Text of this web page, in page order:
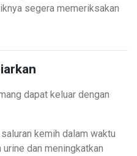
segera memeriksakan
dapat keluar dengan
kemih dalam waktu
dan meningkatkan